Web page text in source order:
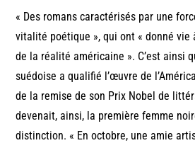
« Des romans caractérisés par une
vitalité poétique », qui ont « donné vie
de la réalité américaine ». C’est ainsi
suédoise a qualifié l’œuvre de
de la remise de son Prix Nobel de
devenait, ainsi, la première femme
distinction. « En octobre, une amie